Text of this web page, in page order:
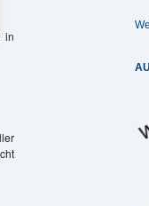
in